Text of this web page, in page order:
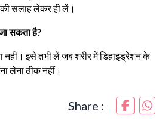
की सलाह लेकर ही लें।
सकता है?
इसे तभी लें जब शरीर में डिहाइड्रेशन के
लेना ठीक नहीं।
Share :